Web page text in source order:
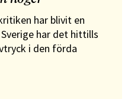
har blivit en
har det hittills
i den förda